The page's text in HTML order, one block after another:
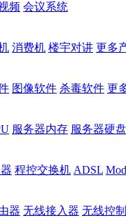
频 会议系统
消费机 楼宇对讲 更多
图像软件 杀毒软件 更
服务器内存 服务器硬盘
程控交换机 ADSL
器 无线接入器 无线控